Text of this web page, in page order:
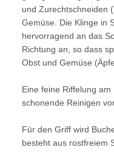
und Zurechtschneiden
Gemüse. Die Klinge in
hervorragend an das
Richtung an, so dass
Obst und Gemüse
Eine feine Riffelung
schonende Reinigen
Für den Griff wird
besteht aus rostfreiem